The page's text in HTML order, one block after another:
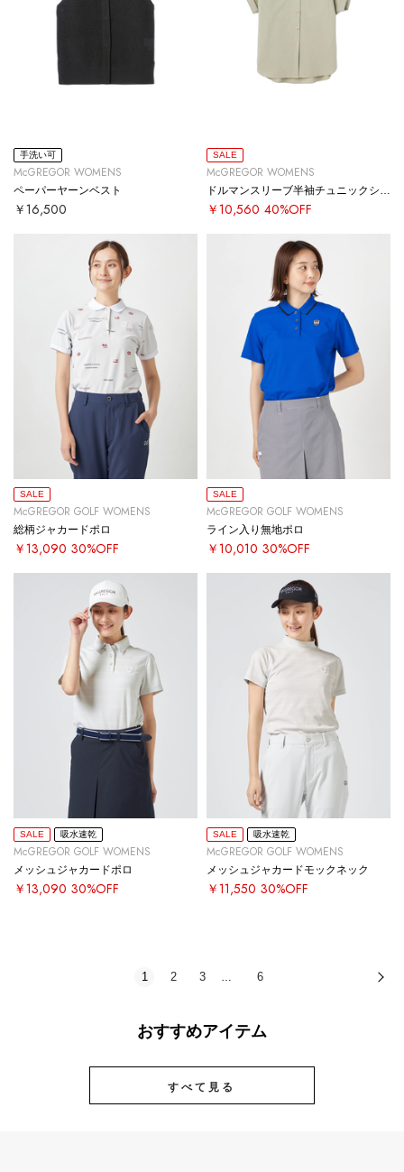
手洗い可
McGREGOR WOMENS
ペーパーヤーンベスト
￥16,500
SALE
McGREGOR WOMENS
￥10,560 40%OFF
SALE
McGREGOR GOLF WOMENS
総柄ジャカードポロ
￥13,090 30%OFF
SALE
McGREGOR GOLF WOMENS
ライン入り無地ポロ
￥10,010 30%OFF
SALE 吸水速乾
McGREGOR GOLF WOMENS
メッシュジャカードポロ
￥13,090 30%OFF
SALE 吸水速乾
McGREGOR GOLF WOMENS
メッシュジャカードモックネック
￥11,550 30%OFF
1 2 3 … 6
おすすめアイテム
すべて見る